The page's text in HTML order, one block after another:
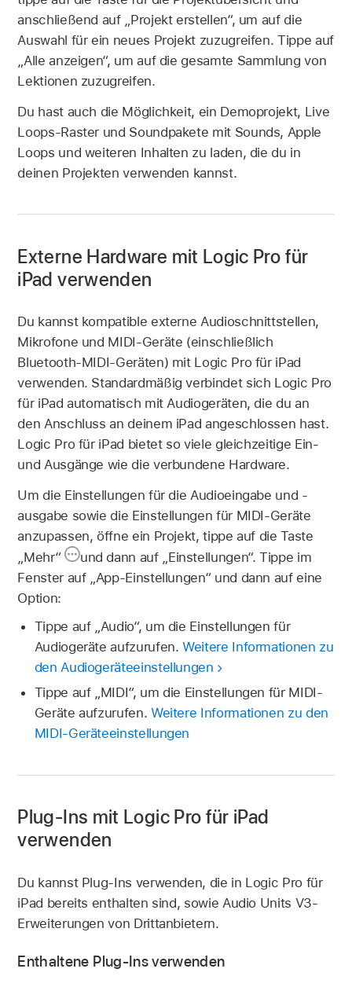
anschließend auf „Projekt erstellen“, um auf die
Auswahl für ein neues Projekt zuzugreifen. Tippe auf
„Alle anzeigen“, um auf die gesamte Sammlung von
Lektionen zuzugreifen.
Du hast auch die Möglichkeit, ein Demoprojekt, Live
Loops-Raster und Soundpakete mit Sounds, Apple
Loops und weiteren Inhalten zu laden, die du in
deinen Projekten verwenden kannst.
Externe Hardware mit Logic Pro für
iPad verwenden
Du kannst kompatible externe Audioschnittstellen,
Mikrofone und MIDI-Geräte (einschließlich
Bluetooth-MIDI-Geräten) mit Logic Pro für iPad
verwenden. Standardmäßig verbindet sich Logic Pro
für iPad automatisch mit Audiogeräten, die du an
den Anschluss an deinem iPad angeschlossen hast.
Logic Pro für iPad bietet so viele gleichzeitige Ein-
und Ausgänge wie die verbundene Hardware.
Um die Einstellungen für die Audioeingabe und -
ausgabe sowie die Einstellungen für MIDI-Geräte
anzupassen, öffne ein Projekt, tippe auf die Taste
„Mehr“
und dann auf „Einstellungen“. Tippe im
Fenster auf „App-Einstellungen“ und dann auf eine
Option:
Tippe auf „Audio“, um die Einstellungen für
Audiogeräte aufzurufen.Weitere Informationen zu
den Audiogeräteeinstellungen
Tippe auf „MIDI“, um die Einstellungen für MIDI-
Geräte aufzurufen. Weitere Informationen zu den
MIDI-Geräteeinstellungen
Plug-Ins mit Logic Pro für iPad
verwenden
Du kannst Plug-Ins verwenden, die in Logic Pro für
iPad bereits enthalten sind, sowie Audio Units V3-
Erweiterungen von Drittanbietern.
Enthaltene Plug-Ins verwenden